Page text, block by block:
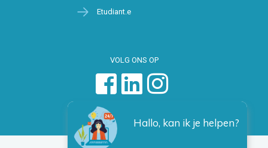
Etudiant.e
VOLG ONS OP
Hallo, kan ik je helpen?